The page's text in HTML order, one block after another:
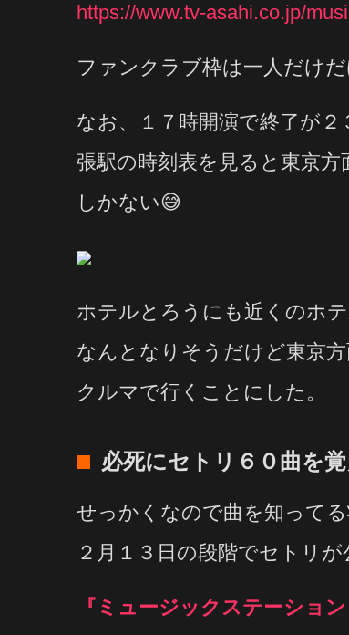
https://www.tv-asahi.co.jp/
ファンクラブ枠は一人だけ
なお、１７時開演で終了が
張駅の時刻表を見ると東京
しかない😅
ホテルとろうにも近くのホ
なんとなりそうだけど東京
クルマで行くことにした。
必死にセトリ６０曲を覚
せっかくなので曲を知って
２月１３日の段階でセトリが
『ミュージックステーショ